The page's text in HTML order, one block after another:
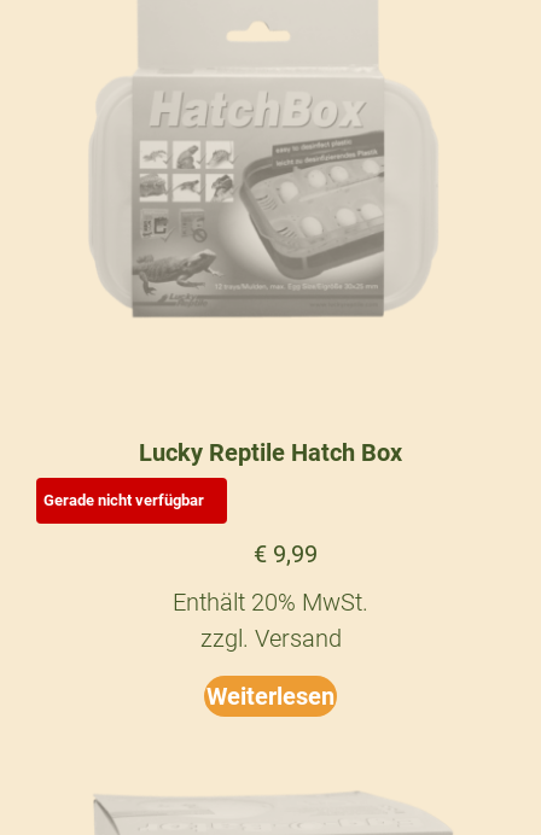
Lucky Reptile Hatch Box
€ 9,99
Enthält 20% MwSt.
zzgl. Versand
Weiterlesen